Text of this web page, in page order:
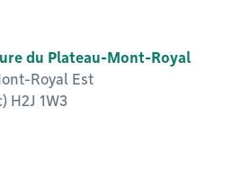
du Plateau-Mont-Royal
Royal Est
H2J 1W3